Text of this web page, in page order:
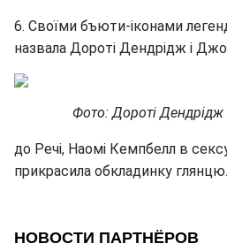
6. Своїми бъюти-іконами
назвала Дороті Дендрідж і
Фото: Дороті Дендрідж
до Речі, Наомі Кемпбелл в
прикрасила обкладинку глянцю.